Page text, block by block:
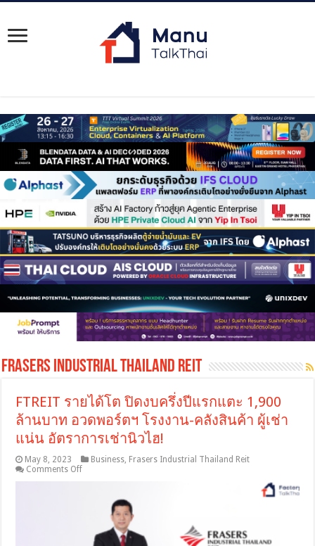
Frasers Industrial Thailand Reit
FTREIT รายได้โต ปิดงบครึ่งปีแรกแตะ 1,900
ล้านบาท อวดพอร์ตฯ โรงงาน-คลังสินค้า ผู้เช่า
แน่น อัตราการเช่านิวไฮ!
May 8, 2023 Business Frasers Industrial Thailand Reit
Comments Offon